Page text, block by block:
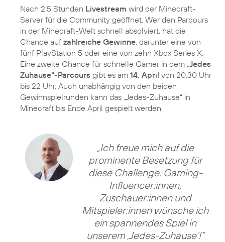
Nach 2,5 Stunden Livestream wird der Minecraft-
Server für die Community geöffnet. Wer den Parcours
in der Minecraft-Welt schnell absolviert, hat die
Chance auf zahlreiche Gewinne, darunter eine von
fünf PlayStation 5 oder eine von zehn Xbox Series X.
Eine zweite Chance für schnelle Gamer in dem „Jedes
Zuhause“-Parcours gibt es am 14. April von 20:30 Uhr
bis 22 Uhr. Auch unabhängig von den beiden
Gewinnspielrunden kann das „Jedes-Zuhause“ in
Minecraft bis Ende April gespielt werden.
„Ich freue mich auf die
prominente Besetzung für
diese Challenge. Gaming-
Influencer:innen,
Zuschauer:innen und
Mitspieler:innen wünsche ich
ein spannendes Spiel in
unserem ‚Jedes-Zuhause‘!“